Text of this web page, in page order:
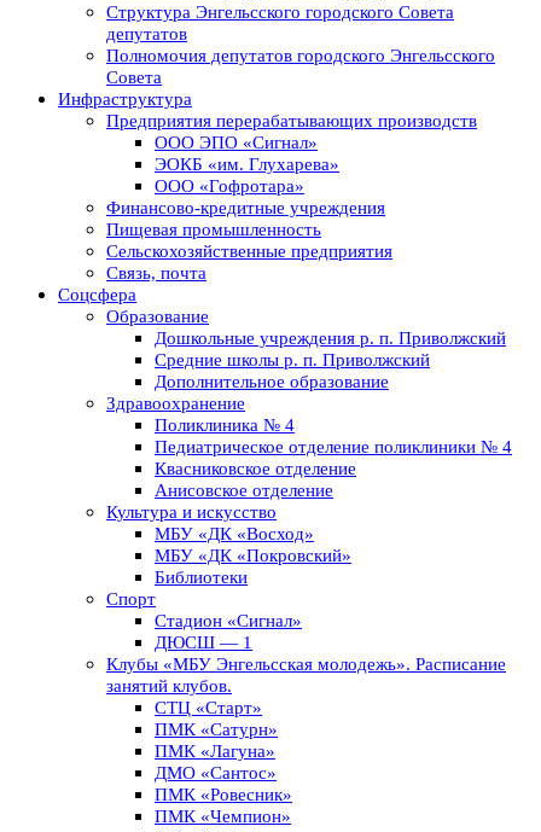
Структура Энгельсского городского Совета
депутатов
Полномочия депутатов городского Энгельсского
Совета
Инфраструктура
Предприятия перерабатывающих производств
ООО ЭПО «Сигнал»
ЭОКБ «им. Глухарева»
ООО «Гофротара»
Финансово-кредитные учреждения
Пищевая промышленность
Сельскохозяйственные предприятия
Связь, почта
Соцсфера
Образование
Дошкольные учреждения р. п. Приволжский
Средние школы р. п. Приволжский
Дополнительное образование
Здравоохранение
Поликлиника № 4
Педиатрическое отделение поликлиники № 4
Квасниковское отделение
Анисовское отделение
Культура и искусство
МБУ «ДК «Восход»
МБУ «ДК «Покровский»
Библиотеки
Спорт
Стадион «Сигнал»
ДЮСШ — 1
Клубы «МБУ Энгельсская молодежь». Расписание
занятий клубов.
СТЦ «Старт»
ПМК «Сатурн»
ПМК «Лагуна»
ДМО «Сантос»
ПМК «Ровесник»
ПМК «Чемпион»